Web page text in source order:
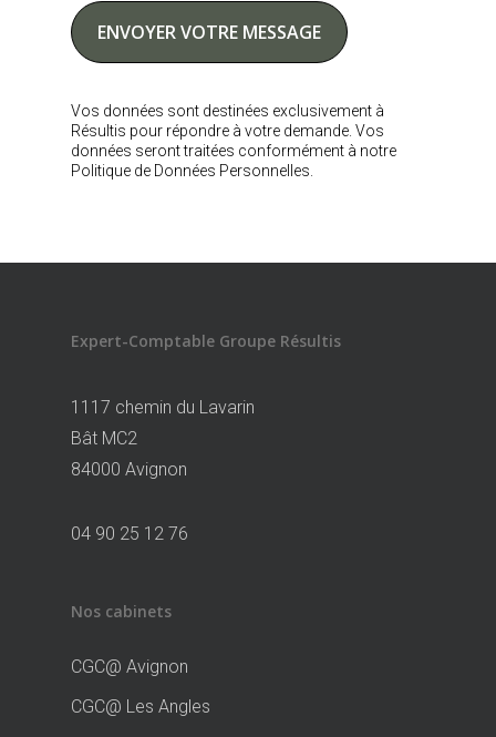
Vos données sont destinées exclusivement à
Résultis pour répondre à votre demande. Vos
données seront traitées conformément à notre
Politique de Données Personnelles.
Expert-Comptable Groupe Résultis
1117 chemin du Lavarin
Bât MC2
84000 Avignon
04 90 25 12 76
Nos cabinets
CGC@ Avignon
CGC@ Les Angles